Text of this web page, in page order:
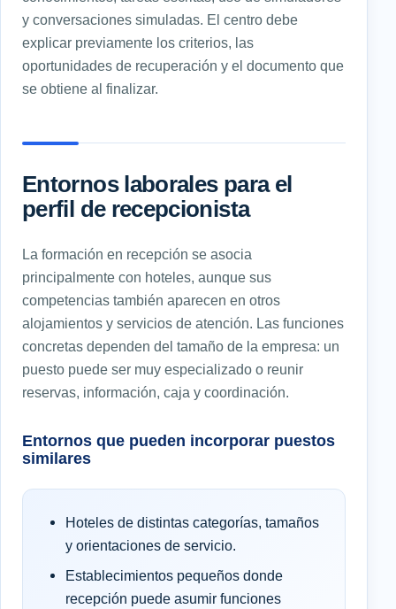
y conversaciones simuladas. El centro debe
explicar previamente los criterios, las
oportunidades de recuperación y el documento que
se obtiene al finalizar.
Entornos laborales para el
perfil de recepcionista
La formación en recepción se asocia
principalmente con hoteles, aunque sus
competencias también aparecen en otros
alojamientos y servicios de atención. Las funciones
concretas dependen del tamaño de la empresa: un
puesto puede ser muy especializado o reunir
reservas, información, caja y coordinación.
Entornos que pueden incorporar puestos
similares
Hoteles de distintas categorías, tamaños
y orientaciones de servicio.
Establecimientos pequeños donde
recepción puede asumir funciones